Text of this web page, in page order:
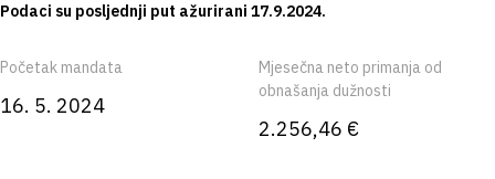
Podaci su posljednji put ažurirani 17.9.2024.
Početak mandata
16. 5. 2024
Mjesečna neto primanja od
obnašanja dužnosti
2.256,46 €